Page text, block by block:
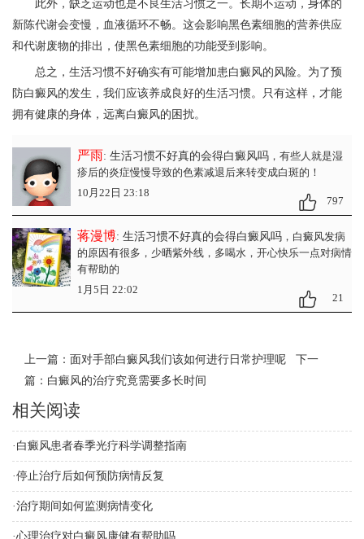
此外，缺乏运动也是不良生活习惯之一。长期不运动，身体的
新陈代谢会变慢，血液循环不畅。这会影响黑色素细胞的营养供应
和代谢废物的排出，使黑色素细胞的功能受到影响。
总之，生活习惯不好确实有可能增加患白癜风的风险。为了预
防白癜风的发生，我们应该养成良好的生活习惯。只有这样，才能
拥有健康的身体，远离白癜风的困扰。
严雨: 生活习惯不好真的会得白癜风吗，有些人就是湿
疹后的炎症慢慢导致的色素减退后来转变成白斑的！
10月22日 23:18
797
蒋漫博: 生活习惯不好真的会得白癜风吗，白癜风发病
的原因有很多，少晒紫外线，多喝水，开心快乐一点对病情
有帮助的
1月5日 22:02
21
上一篇： 面对手部白癜风我们该如何进行日常护理呢 下一
篇： 白癜风的治疗究竟需要多长时间
相关阅读
· 白癜风患者春季光疗科学调整指南
·停止治疗后如何预防病情反复
·治疗期间如何监测病情变化
·心理治疗对白癜风康健有帮助吗